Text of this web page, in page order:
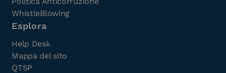
WhistleBlowing
Esplora
Help Desk
Mappa del sito
QTSP